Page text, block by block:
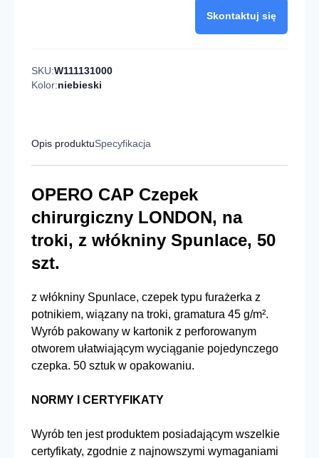
Skontaktuj się
SKU:W111131000
Kolor:niebieski
Opis produktuSpecyfikacja
OPERO CAP Czepek
chirurgiczny LONDON, na
troki, z włókniny Spunlace, 50
szt.
z włókniny Spunlace, czepek typu furażerka z
potnikiem, wiązany na troki, gramatura 45 g/m².
Wyrób pakowany w kartonik z perforowanym
otworem ułatwiającym wyciąganie pojedynczego
czepka. 50 sztuk w opakowaniu.
NORMY I CERTYFIKATY
Wyrób ten jest produktem posiadającym wszelkie
certyfikaty, zgodnie z najnowszymi wymaganiami